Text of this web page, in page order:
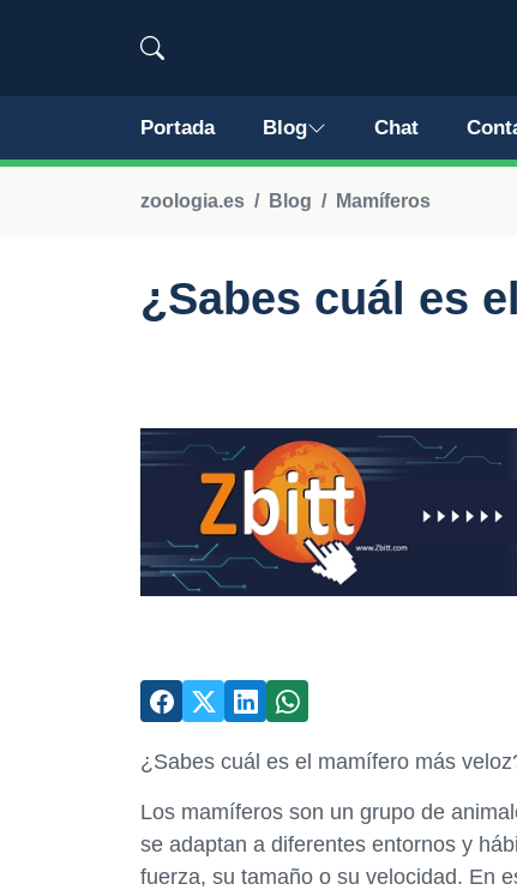
Portada Blog Chat
zoologia.es Blog Mamíferos
¿Sabes cuál es
¿Sabes cuál es el mamífero más
Los mamíferos son un grupo de
se adaptan a diferentes entornos y
fuerza, su tamaño o su velocidad. En